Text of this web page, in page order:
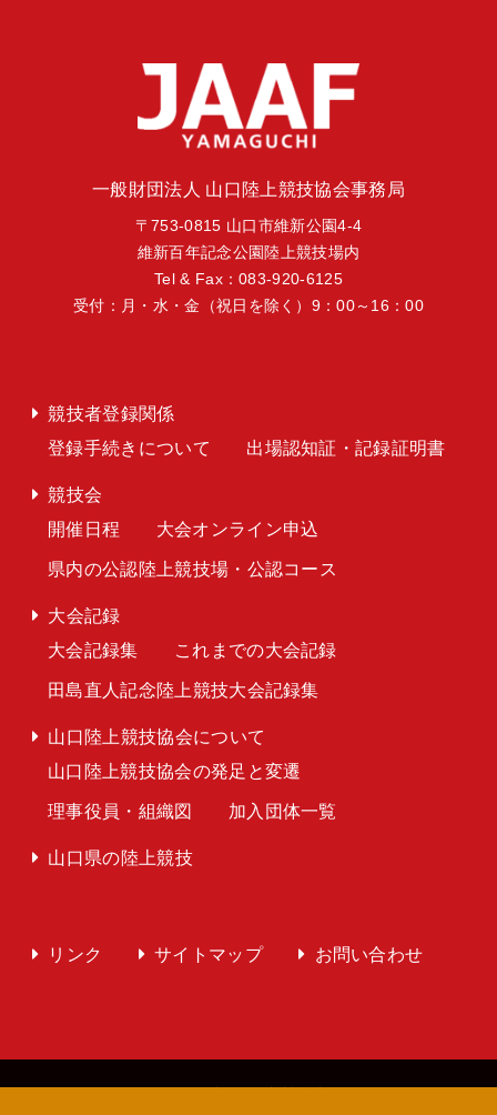
一般財団法人 山口陸上競技協会事務局
〒753-0815 山口市維新公園4-4
維新百年記念公園陸上競技場内
Tel & Fax：083-920-6125
受付：月・水・金（祝日を除く）9：00～16：00
競技者登録関係
登録手続きについて
出場認知証・記録証明書
競技会
開催日程
大会オンライン申込
県内の公認陸上競技場・公認コース
大会記録
大会記録集
これまでの大会記録
田島直人記念陸上競技大会記録集
山口陸上競技協会について
山口陸上競技協会の発足と変遷
理事役員・組織図 加入団体一覧
山口県の陸上競技
リンク サイトマップ お問い合わせ